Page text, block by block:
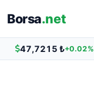
Borsa.net
47,7215 ₺+0.02%